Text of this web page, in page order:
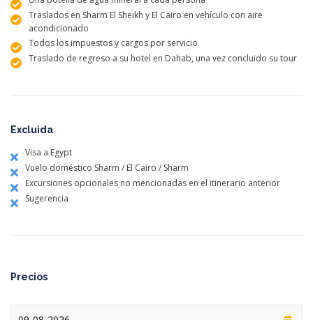
Traslados en Sharm El Sheikh y El Cairo en vehículo con aire
acondicionado
Todos los impuestos y cargos por servicio
Traslado de regreso a su hotel en Dahab, una vez concluido su tour
Excluida
Visa a Egypt
Vuelo doméstico Sharm / El Cairo / Sharm
Excursiones opcionales no mencionadas en el itinerario anterior
Sugerencia
Precios